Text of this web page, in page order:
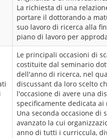
La richiesta di una
portare il dottorando a
suo lavoro di ricerca alla
piano di lavoro per
Le principali occasioni di
costituite dal seminario
dell'anno di ricerca, nel
discussant da loro scelto
l'occasione di avere una
specificamente dedicata
Una seconda occasione di
avanzato la cui
anno di tutti i curriccula,